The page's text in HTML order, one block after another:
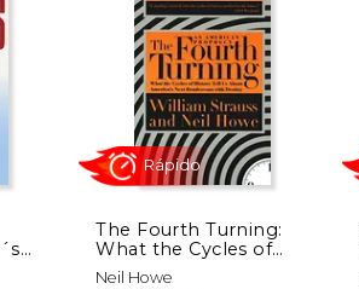
The Fourth Turning:
What the Cycles of
History Tell us About
Neil Howe